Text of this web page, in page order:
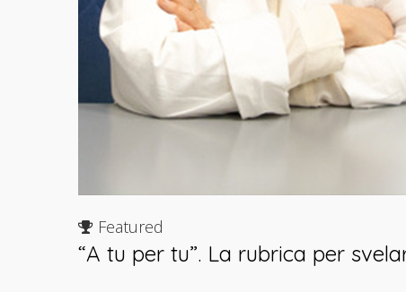
Featured
“A tu per tu”. La rubrica per